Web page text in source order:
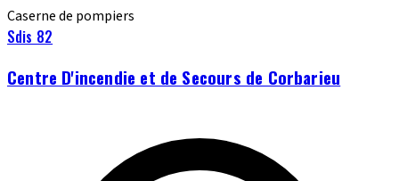
Caserne de pompiers
Sdis 82
Centre D'incendie et de Secours de Corbarieu